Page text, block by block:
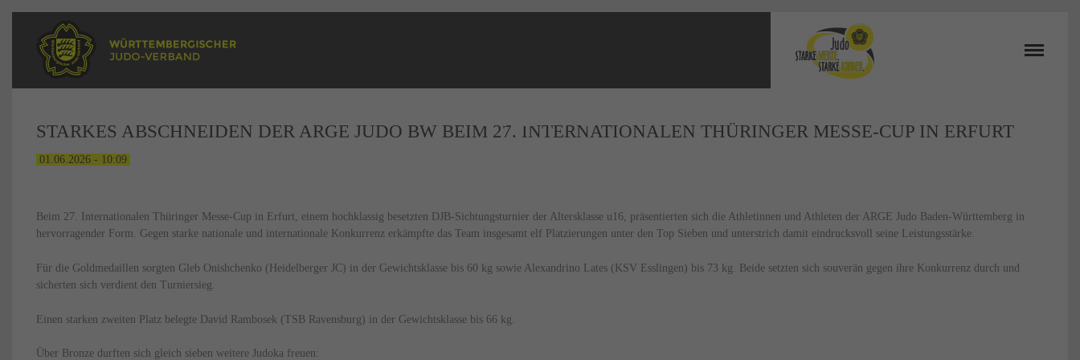
STARKES ABSCHNEIDEN DER ARGE JUDO BW BEIM 27. INTERNATIONALEN THÜRINGER MESSE-CUP IN ERFURT
01.06.2026 - 10:09
Beim 27. Internationalen Thüringer Messe-Cup in Erfurt, einem hochklassig besetzten DJB-Sichtungsturnier der Altersklasse u16, präsentierten sich die Athletinnen und Athleten der ARGE Judo Baden-Württemberg in
hervorragender Form. Gegen starke nationale und internationale Konkurrenz erkämpfte das Team insgesamt elf Platzierungen unter den Top Sieben und unterstrich damit eindrucksvoll seine Leistungsstärke.
Für die Goldmedaillen sorgten Gleb Onishchenko (Heidelberger JC) in der Gewichtsklasse bis 60 kg sowie Alexandrino Lates (KSV Esslingen) bis 73 kg. Beide setzten sich souverän gegen ihre Konkurrenz durch und
sicherten sich verdient den Turniersieg.
Einen starken zweiten Platz belegte David Rambosek (TSB Ravensburg) in der Gewichtsklasse bis 66 kg.
Über Bronze durften sich gleich sieben weitere Judoka freuen: